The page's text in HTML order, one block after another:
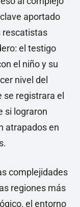
aportado
rescatistas
el testigo
el niño y su
nivel del
se registrara el
si lograron
atrapados en
complejidades
regiones más
el entorno